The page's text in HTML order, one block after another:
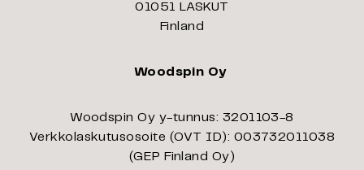
01051 LASKUT
Finland
Woodspin Oy
Woodspin Oy y-tunnus: 3201103-8
Verkkolaskutusosoite (OVT ID): 003732011038
(GEP Finland Oy)